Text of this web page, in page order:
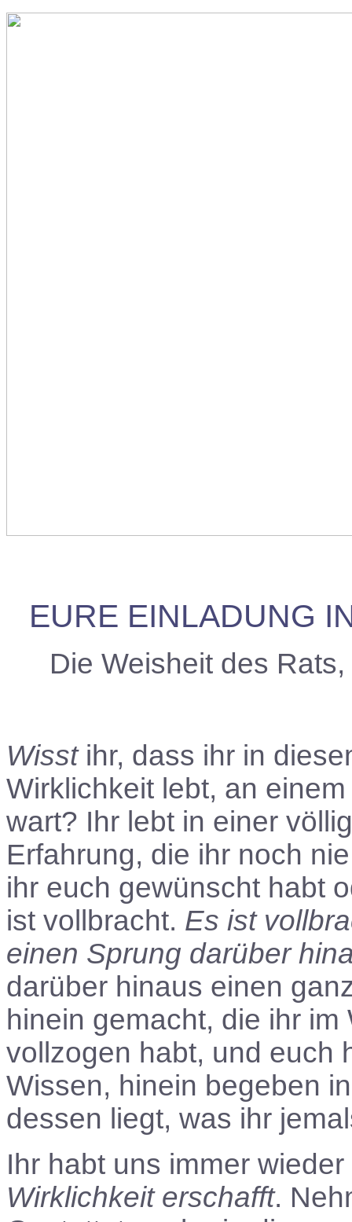
EURE EINLADUNG
Die Weisheit des
Wisstihr, dass ihr in
Wirklichkeit lebt, an
wart? Ihr lebt in einer
Erfahrung, die ihr noch
ihr euch gewünscht habt
ist vollbracht. Es ist
einen Sprung darüber
darüber hinaus einen
hinein gemacht, die ihr
vollzogen habt, und euch
Wissen, hinein begeben
dessen liegt, was ihr
Ihr habt uns immer
Wirklichkeit erschafft.